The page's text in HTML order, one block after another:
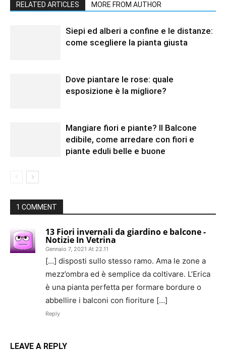
RELATED ARTICLES MORE FROM AUTHOR
Siepi ed alberi a confine e le distanze:
come scegliere la pianta giusta
Dove piantare le rose: quale
esposizione è la migliore?
Mangiare fiori e piante? Il Balcone
edibile, come arredare con fiori e
piante eduli belle e buone
1 COMMENT
13 Fiori invernali da giardino e balcone -
Notizie In Vetrina
Gennaio 7, 2021 At 22.11
[…] disposti sullo stesso ramo. Ama le zone a
mezz’ombra ed è semplice da coltivare. L’Erica
è una pianta perfetta per formare bordure o
abbellire i balconi con fioriture […]
Reply
LEAVE A REPLY